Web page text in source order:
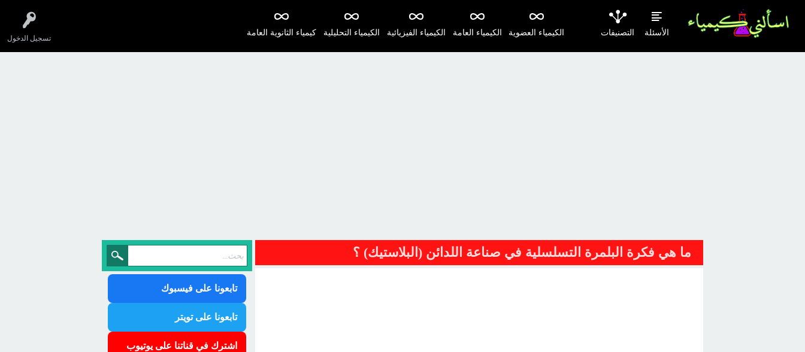
تسجيل الدخول
الأسئلة التصنيفات كيمياء الثانوية العامة الكيمياء التحليلية الكيمياء الفيزيائية الكيمياء العامة الكيمياء العضوية
ما هي فكرة البلمرة التسلسلية في صناعة اللدائن (البلاستيك) ؟
تابعونا على فيسبوك
تابعونا على تويتر
اشترك في قناتنا على يوتيوب